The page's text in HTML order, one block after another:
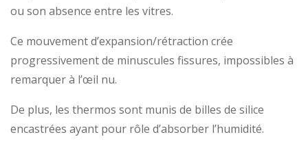
ou son absence entre les vitres.
Ce mouvement d’expansion/rétraction crée
progressivement de minuscules fissures, impossibles à
remarquer à l’œil nu.
De plus, les thermos sont munis de billes de silice
encastrées ayant pour rôle d’absorber l’humidité.